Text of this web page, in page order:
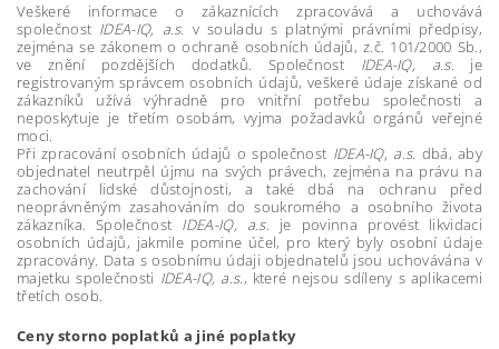
Veškeré informace o zákaznících zpracovává a uchovává
společnost IDEA-IQ, a.s. v souladu s platnými právními předpisy,
zejména se zákonem o ochraně osobních údajů, z.č. 101/2000 Sb.,
ve znění pozdějších dodatků. Společnost
IDEA-IQ, a.s.
je
registrovaným správcem osobních údajů, veškeré údaje získané od
zákazníků užívá výhradně pro vnitřní potřebu společnosti a
neposkytuje je třetím osobám, vyjma požadavků orgánů veřejné
moci.
Při zpracování osobních údajů o společnost IDEA-IQ, a.s. dbá, aby
objednatel neutrpěl újmu na svých právech, zejména na právu na
zachování lidské důstojnosti, a také dbá na ochranu před
neoprávněným zasahováním do soukromého a osobního života
zákazníka. Společnost IDEA-IQ, a.s.
je povinna provést likvidaci
osobních údajů, jakmile pomine účel, pro který byly osobní údaje
zpracovány. Data s osobnímu údaji objednatelů jsou uchovávána v
majetku společnosti IDEA-IQ, a.s., které nejsou sdíleny s aplikacemi
třetích osob.
Ceny storno poplatků a jiné poplatky